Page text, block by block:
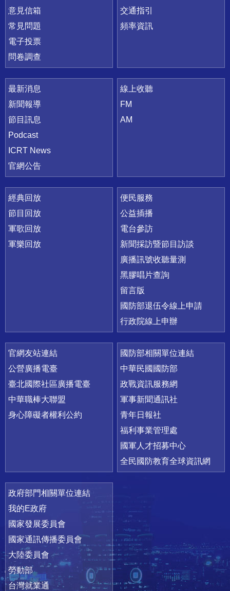
意見信箱
常見問題
電子投票
問卷調查
交通指引
頻率資訊
最新消息
新聞報導
節目訊息
Podcast
ICRT News
官網公告
線上收聽
FM
AM
經典回放
節目回放
軍歌回放
軍樂回放
便民服務
公益插播
電台參訪
新聞採訪暨節目訪談
廣播訊號收聽量測
黑膠唱片查詢
留言版
國防部退伍令線上申請
行政院線上申辦
官網友站連結
公營廣播電臺
臺北國際社區廣播電臺
中華職棒大聯盟
身心障礙者權利公約
國防部相關單位連結
中華民國國防部
政戰資訊服務網
軍事新聞通訊社
青年日報社
福利事業管理處
國軍人才招募中心
全民國防教育全球資訊網
政府部門相關單位連結
我的E政府
國家發展委員會
國家通訊傳播委員會
大陸委員會
勞動部
台灣就業通